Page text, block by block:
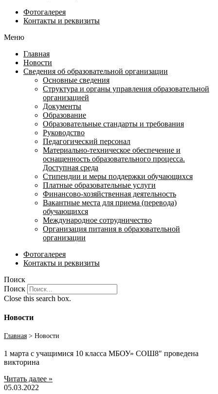
Фотогалерея
Контакты и реквизиты
Меню
Главная
Новости
Сведения об образовательной организации
Основные сведения
Структура и органы управления образовательной
организацией
Документы
Образование
Образовательные стандарты и требования
Руководство
Педагогический персонал
Материально-техническое обеспечение и
оснащенность образовательного процесса.
Доступная среда
Стипендии и меры поддержки обучающихся
Платные образовательные услуги
Финансово-хозяйственная деятельность
Вакантные места для приема (перевода)
обучающихся
Международное сотрудничество
Организация питания в образовательной
организации
Фотогалерея
Контакты и реквизиты
Поиск
Поиск
Close this search box.
Новости
Главная > Новости
1 марта с учащимися 10 класса МБОУ» СОШ8″ проведена
викторина
Читать далее »
05.03.2022